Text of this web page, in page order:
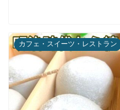
カフェ・スイーツ・レストラン